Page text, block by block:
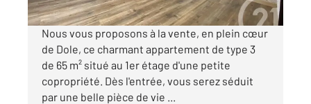
Nous vous proposons à la vente, en plein cœur
de Dole, ce charmant appartement de type 3
de 65 m² situé au 1er étage d'une petite
copropriété. Dès l'entrée, vous serez séduit
par une belle pièce de vie ...